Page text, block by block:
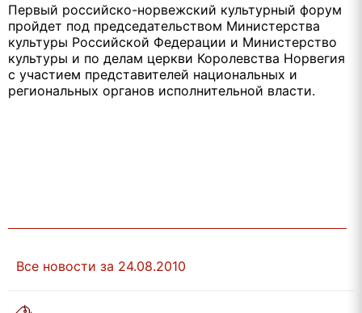
Первый российско-норвежский культурный форум
пройдет под председательством Министерства
культуры Российской Федерации и Министерство
культуры и по делам церкви Королевства Норвегия
с участием представителей национальных и
региональных органов исполнительной власти.
Все новости за 24.08.2010